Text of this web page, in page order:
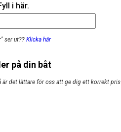
i här.
ser ut?? Klicka här
på din båt
är det lättare för oss att ge dig ett korrekt pris